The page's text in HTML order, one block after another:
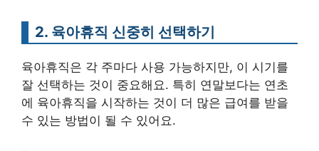
2. 육아휴직 신중히 선택하기
육아휴직은 각 주마다 사용 가능하지만, 이 시기를
잘 선택하는 것이 중요해요. 특히 연말보다는 연초
에 육아휴직을 시작하는 것이 더 많은 급여를 받을
수 있는 방법이 될 수 있어요.